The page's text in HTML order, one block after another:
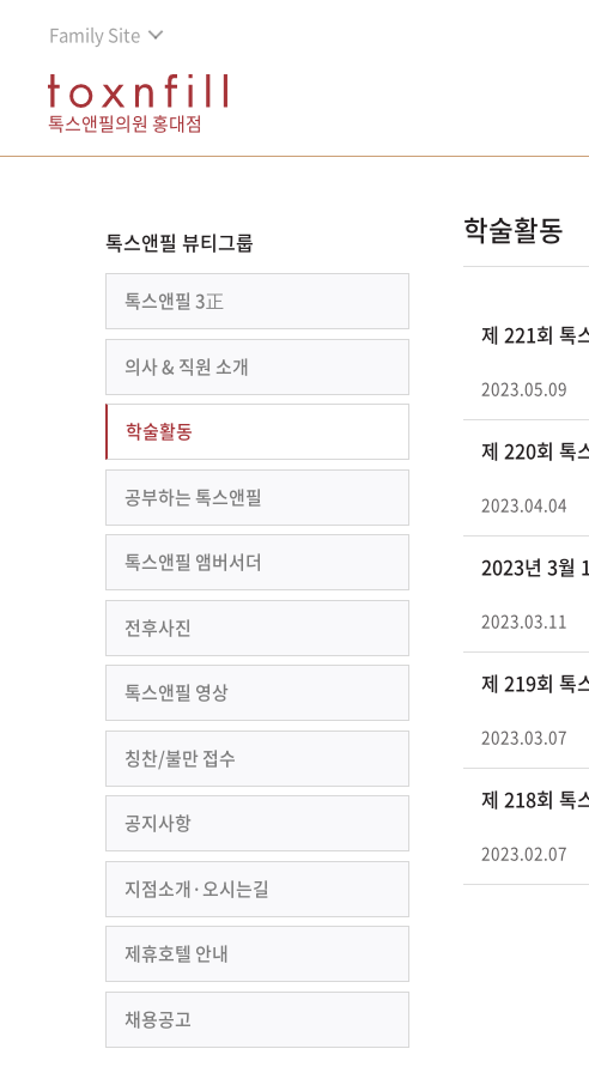
Family Site
톡스앤필의원 홍대점
톡스앤필 뷰티그룹
톡스앤필 3正
의사 & 직원 소개
학술활동
공부하는 톡스앤필
톡스앤필 앰버서더
전후사진
톡스앤필 영상
칭찬/불만 접수
공지사항
지점소개·오시는길
제휴호텔 안내
채용공고
학술활동
제 221회 톡
2023.05.09
제 220회 톡
2023.04.04
2023년 3월
2023.03.11
제 219회 톡
2023.03.07
제 218회 톡
2023.02.07